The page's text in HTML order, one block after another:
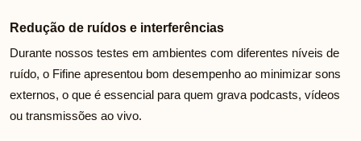
Redução de ruídos e interferências
Durante nossos testes em ambientes com diferentes níveis de
ruído, o Fifine apresentou bom desempenho ao minimizar sons
externos, o que é essencial para quem grava podcasts, vídeos
ou transmissões ao vivo.